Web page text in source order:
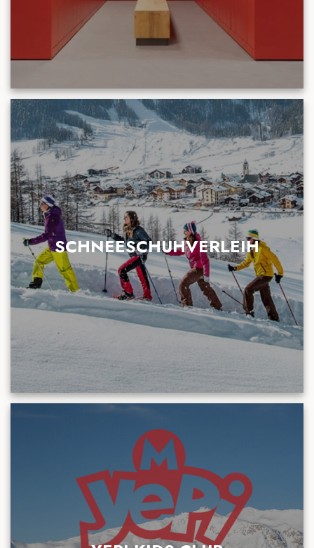
SCHNEESCHUHVERLEIH